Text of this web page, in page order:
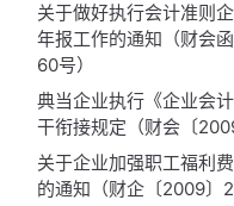
关于做好执行会计准则
年报工作的通知（财会函
60号）
典当企业执行《企业会
干衔接规定（财会〔
关于企业加强职工福利
的通知（财企〔2009〕